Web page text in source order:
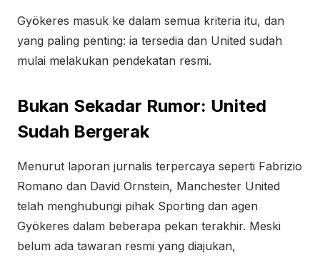
Gyökeres masuk ke dalam semua kriteria itu, dan
yang paling penting: ia tersedia dan United sudah
mulai melakukan pendekatan resmi.
Bukan Sekadar Rumor: United
Sudah Bergerak
Menurut laporan jurnalis terpercaya seperti Fabrizio
Romano dan David Ornstein, Manchester United
telah menghubungi pihak Sporting dan agen
Gyökeres dalam beberapa pekan terakhir. Meski
belum ada tawaran resmi yang diajukan,